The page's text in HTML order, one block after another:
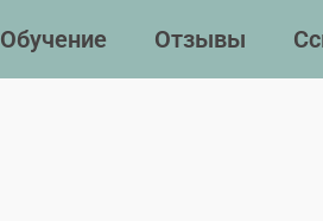
Обучение Отзывы